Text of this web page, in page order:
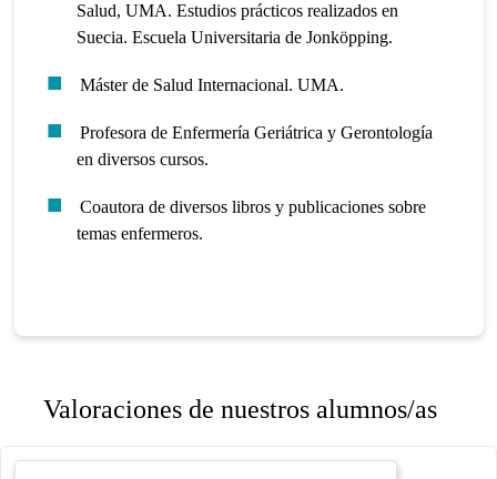
Salud, UMA. Estudios prácticos realizados en
Suecia. Escuela Universitaria de Jonköpping.
Máster de Salud Internacional. UMA.
Profesora de Enfermería Geriátrica y Gerontología
en diversos cursos.
Coautora de diversos libros y publicaciones sobre
temas enfermeros.
Valoraciones de nuestros alumnos/as